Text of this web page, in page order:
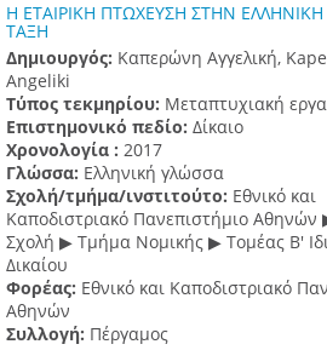
Η ΕΤΑΙΡΙΚΗ ΠΤΩΧΕΥΣΗ ΣΤΗΝ
ΤΑΞΗ
Δημιουργός: Καπερώνη Αγγελική,
Angeliki
Τύπος τεκμηρίου: Μεταπτυχιακή
Επιστημονικό πεδίο: Δίκαιο
Χρονολογία : 2017
Γλώσσα: Ελληνική γλώσσα
Σχολή/τμήμα/ινστιτούτο: Εθνικό και
Καποδιστριακό Πανεπιστήμιο Αθηνών
Σχολή ▶ Τμήμα Νομικής ▶ Τομέας Β'
Δικαίου
Φορέας: Εθνικό και Καποδιστριακό
Αθηνών
Συλλογή: Πέργαμος